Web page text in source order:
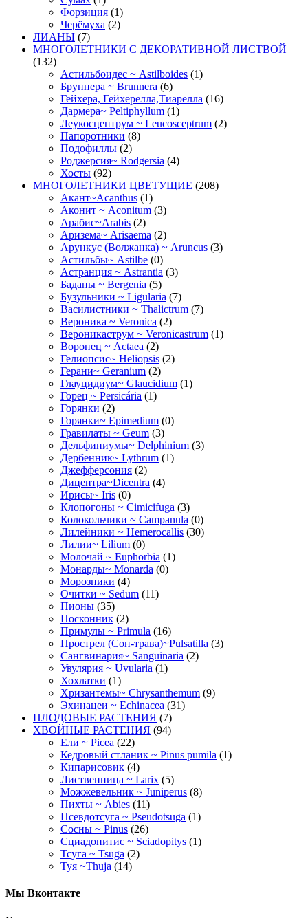
Форзиция (1)
Черёмуха (2)
ЛИАНЫ (7)
МНОГОЛЕТНИКИ С ДЕКОРАТИВНОЙ ЛИСТВОЙ
(132)
Астильбоидес ~ Astilboides (1)
Бруннера ~ Brunnera (6)
Гейхера, Гейхерелла,Тиарелла (16)
Дармера~ Peltiphyllum (1)
Леукосцептрум ~ Leucosceptrum (2)
Папоротники (8)
Подофиллы (2)
Роджерсия~ Rodgersia (4)
Хосты (92)
МНОГОЛЕТНИКИ ЦВЕТУЩИЕ (208)
Акант~Acanthus (1)
Аконит ~ Aconitum (3)
Арабис~Arabis (2)
Аризема~ Arisaema (2)
Арункус (Волжанка) ~ Aruncus (3)
Астильбы~ Astilbe (0)
Астранция ~ Astrantia (3)
Баданы ~ Bergenia (5)
Бузульники ~ Ligularia (7)
Василистники ~ Thalictrum (7)
Вероника ~ Veronica (2)
Вероникаструм ~ Veronicastrum (1)
Воронец ~ Actaea (2)
Гелиопсис~ Heliopsis (2)
Герани~ Geranium (2)
Глауцидиум~ Glaucidium (1)
Горец ~ Persicária (1)
Горянки (2)
Горянки~ Epimedium (0)
Гравилаты ~ Geum (3)
Дельфиниумы~ Delphinium (3)
Дербенник~ Lythrum (1)
Джефферсония (2)
Дицентра~Dicentra (4)
Ирисы~ Iris (0)
Клопогоны ~ Cimicifuga (3)
Колокольчики ~ Campanula (0)
Лилейники ~ Hemerocallis (30)
Лилии~ Lilium (0)
Молочай ~ Euphorbia (1)
Монарды~ Monarda (0)
Морозники (4)
Очитки ~ Sedum (11)
Пионы (35)
Посконник (2)
Примулы ~ Primula (16)
Прострел (Сон-трава)~Pulsatilla (3)
Сангвинария~ Sanguinaria (2)
Увулярия ~ Uvularia (1)
Хохлатки (1)
Хризантемы~ Chrysanthemum (9)
Эхинацеи ~ Echinacea (31)
ПЛОДОВЫЕ РАСТЕНИЯ (7)
ХВОЙНЫЕ РАСТЕНИЯ (94)
Ели ~ Picea (22)
Кедровый стланик ~ Pinus pumila (1)
Кипарисовик (4)
Лиственница ~ Larix (5)
Можжевельник ~ Juniperus (8)
Пихты ~ Abies (11)
Псевдотсуга ~ Pseudotsuga (1)
Сосны ~ Pinus (26)
Сциадопитис ~ Sciadopitys (1)
Тсуга ~ Tsuga (2)
Туя ~Thuja (14)
Мы Вконтакте